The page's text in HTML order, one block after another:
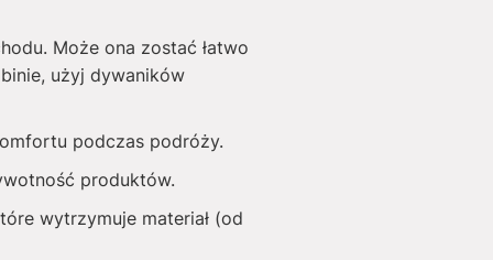
Może ona zostać łatwo
użyj dywaników
podczas podróży.
produktów.
wytrzymuje materiał (od